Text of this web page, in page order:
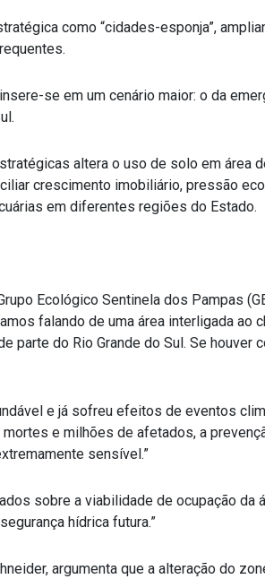
como “cidades-esponja”,
se em um cenário maior: o da
altera o uso de solo em área
crescimento imobiliário, pressão
em diferentes regiões do Estado.
Ecológico Sentinela dos Pampas
falando de uma área interligada ao
parte do Rio Grande do Sul. Se
e já sofreu efeitos de eventos
e milhões de afetados, a
sensível.”
sobre a viabilidade de ocupação da
hídrica futura.”
argumenta que a alteração do